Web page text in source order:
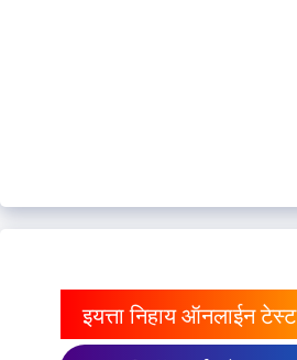
इयत्ता निहाय ऑनलाईन टेस्ट